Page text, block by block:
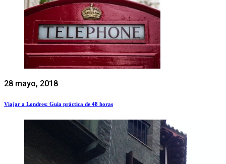
28 mayo, 2018
Viajar a Londres: Guía práctica de 48 horas